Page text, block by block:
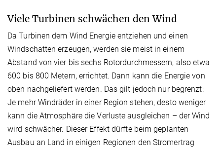
Viele Turbinen schwächen den Wind
Da Turbinen dem Wind Energie entziehen und einen
Windschatten erzeugen, werden sie meist in einem
Abstand von vier bis sechs Rotordurchmessern, also etwa
600 bis 800 Metern, errichtet. Dann kann die Energie von
oben nachgeliefert werden. Das gilt jedoch nur begrenzt:
Je mehr Windräder in einer Region stehen, desto weniger
kann die Atmosphäre die Verluste ausgleichen – der Wind
wird schwächer. Dieser Effekt dürfte beim geplanten
Ausbau an Land in einigen Regionen den Stromertrag